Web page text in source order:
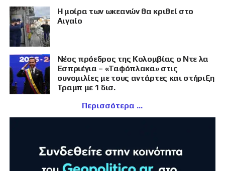
Η μοίρα των ωκεανών θα κριθεί στο
Αιγαίο
Νέος πρόεδρος της Κολομβίας ο Ντε λα
Εσπριέγια – «Ταφόπλακα» στις
συνομιλίες με τους αντάρτες και στήριξη
Τραμπ με 1 δισ.
Περισσότερα